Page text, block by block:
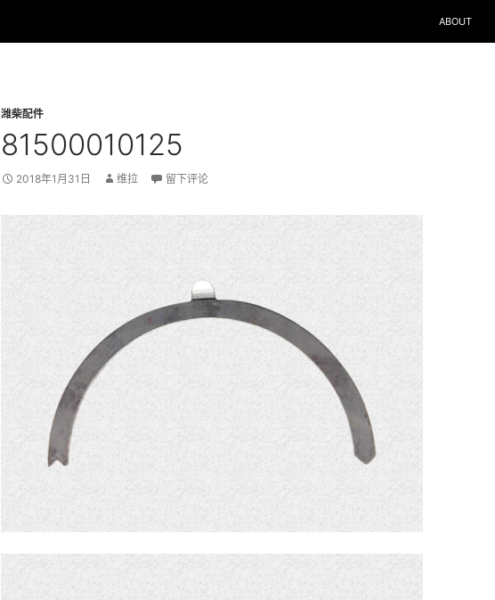
ABOUT
潍柴配件
81500010125
2018年1月31日 维拉 留下评论